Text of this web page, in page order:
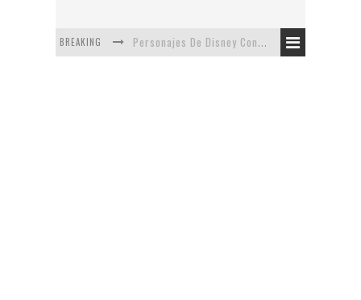
BREAKING Personajes De Disney Con Vestuarios Contemporáneos